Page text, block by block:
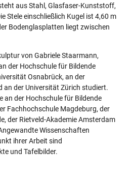
aus Stahl, Glasfaser-Kunststoff,
Stele einschließlich Kugel ist 4,60 m
Bodenglasplatten liegt zwischen
von Gabriele Staarmann,
der Hochschule für Bildende
Osnabrück, an der
an der Universität Zürich studiert.
an der Hochschule für Bildende
Fachhochschule Magdeburg, der
der Rietveld-Akademie Amsterdam
Wissenschaften
ihrer Arbeit sind
und Tafelbilder.